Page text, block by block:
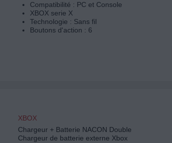
Compatibilité : PC et Console
XBOX serie X
Technologie : Sans fil
Boutons d'action : 6
XBOX
Chargeur + Batterie NACON Double
Chargeur de batterie externe Xbox